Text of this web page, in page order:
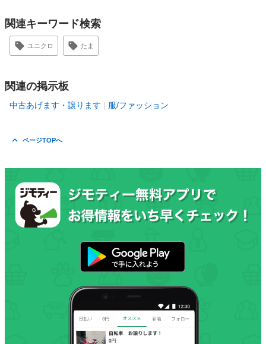
関連キーワード検索
ユニクロ たま
関連の掲示板
中古あげます・譲ります 服/ファッション
ページTOPへ